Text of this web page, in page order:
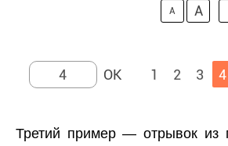
A A
1 2 3 4
Третий пример — отрывок из